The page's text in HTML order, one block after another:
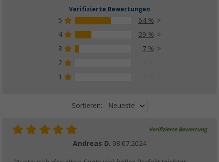
Verifizierte Bewertungen
5
64 %
4
29 %
3
7 %
2
1
Sortieren: Neueste
Verifizierte Bewertung
Andreas D. 08.07.2024